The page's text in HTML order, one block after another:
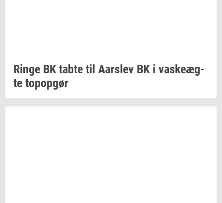
Ringe BK tabte til Aars­lev BK i va­ske­æg­
te topop­gør